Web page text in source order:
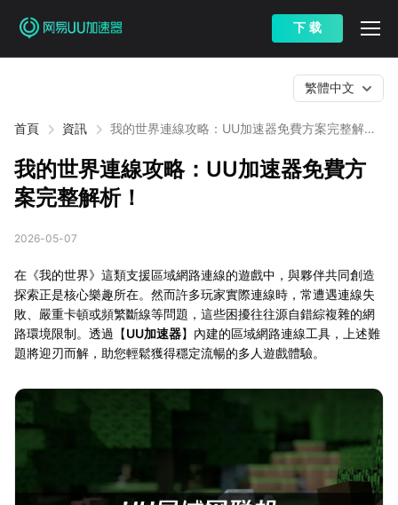
下 载
首頁 資訊
我的世界連線攻略：UU加速器免費方案完整解
繁體中文
我的世界連線攻略：UU加速器免費方
案完整解析！
2026-05-07
在《我的世界》這類支援區域網路連線的遊戲中，與夥伴共同創造
探索正是核心樂趣所在。然而許多玩家實際連線時，常遭遇連線失
敗、嚴重卡頓或頻繁斷線等問題，這些困擾往往源自錯綜複雜的網
路環境限制。透過【UU加速器】內建的區域網路連線工具，上述難
題將迎刃而解，助您輕鬆獲得穩定流暢的多人遊戲體驗。